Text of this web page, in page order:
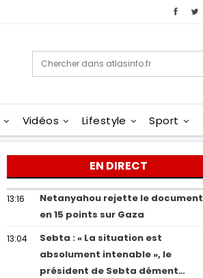
Vidéos Lifestyle Sport
EN DIRECT
13:16
Netanyahou rejette le document
en 15 points sur Gaza
13:04
Sebta : « La situation est
absolument intenable », le
président de Sebta dément…